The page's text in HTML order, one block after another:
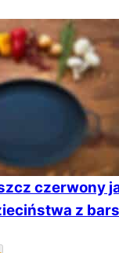
czerwony
z